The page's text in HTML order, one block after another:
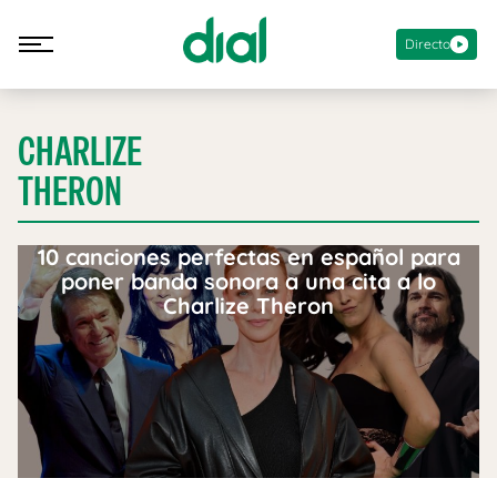
Directo
CHARLIZE
THERON
10 canciones perfectas en español para
poner banda sonora a una cita a lo
Charlize Theron